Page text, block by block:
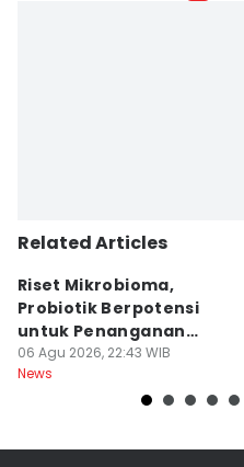
Related Articles
Riset Mikrobioma,
Probiotik Berpotensi
untuk Penanganan
Jerawat
06 Agu 2026, 22:43 WIB
News